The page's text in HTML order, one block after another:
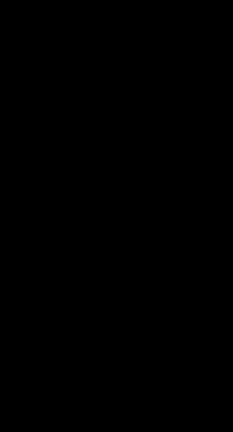
Estelle Enette –